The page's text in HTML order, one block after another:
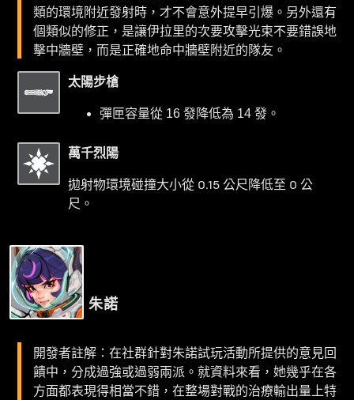
類的環境附近發射時，才不會意外提早引爆。另外還有
個類似的修正，是讓伊拉里的次要攻擊光束不要錯誤地
擊中牆壁，而是正確地命中牆壁附近的隊友。
太陽步槍
彈匣容量從 16 發降低為 14 發。
萬千烈陽
拋射物環境碰撞大小從 0.15 公尺降低至 0 公
尺。
朱諾
開發者註解：在社群針對朱諾試玩活動所提供的意見回
饋中，分成過強或過弱兩派。就資料來看，她幾乎在各
方面都表現得相當不錯，在整場對戰的治療輸出量上特